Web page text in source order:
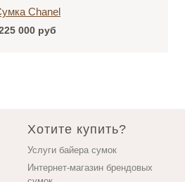
Chanel
000 руб
Хотите купить?
Услуги байера сумок
Интернет-магазин брендовых